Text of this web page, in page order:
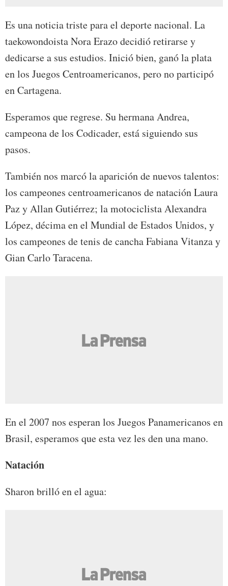
Es una noticia triste para el deporte nacional. La
taekowondoista Nora Erazo decidió retirarse y
dedicarse a sus estudios. Inició bien, ganó la plata
en los Juegos Centroamericanos, pero no participó
en Cartagena.
Esperamos que regrese. Su hermana Andrea,
campeona de los Codicader, está siguiendo sus
pasos.
También nos marcó la aparición de nuevos talentos:
los campeones centroamericanos de natación Laura
Paz y Allan Gutiérrez; la motociclista Alexandra
López, décima en el Mundial de Estados Unidos, y
los campeones de tenis de cancha Fabiana Vitanza y
Gian Carlo Taracena.
En el 2007 nos esperan los Juegos Panamericanos en
Brasil, esperamos que esta vez les den una mano.
Natación
Sharon brilló en el agua: